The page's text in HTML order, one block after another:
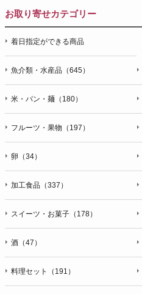
お取り寄せカテゴリー
着日指定ができる商品
魚介類・水産品（645）
米・パン・麺（180）
フルーツ・果物（197）
卵（34）
加工食品（337）
スイーツ・お菓子（178）
酒（47）
料理セット（191）